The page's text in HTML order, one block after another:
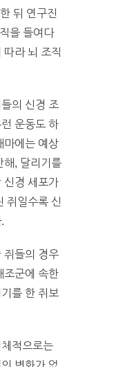
뒤 연구진
을 들여다
따라 뇌 조직
의 신경 조
운동도 하
마에는 예상
해, 달리기를
신경 세포가
쥐일수록 신
쥐들의 경우
조군에 속한
를 한 쥐보
적으로는